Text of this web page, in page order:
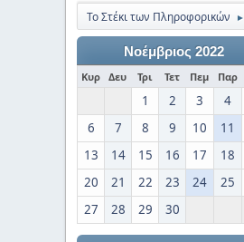
Το Στέκι των Πληροφορικών ►
Νοέμβριος 2022
Κυρ Δευ Τρι Τετ Πεμ Παρ
1 2 3 4
6
7 8 9 10 11
13
14 15 16 17 18
20
21 22 23 24 25
27
28 29 30